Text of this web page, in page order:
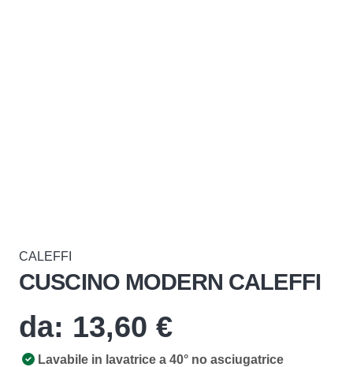
CALEFFI
CUSCINO MODERN CALEFFI
da: 13,60 €
Lavabile in lavatrice a 40° no asciugatrice